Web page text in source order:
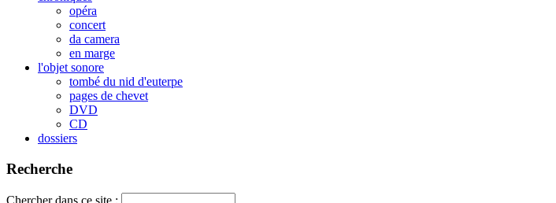
opéra
concert
da camera
en marge
l'objet sonore
tombé du nid d'euterpe
pages de chevet
DVD
CD
dossiers
Recherche
Chercher dans ce site :